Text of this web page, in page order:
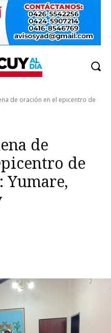
de oración en el epicentro de
de
de
Yumare,